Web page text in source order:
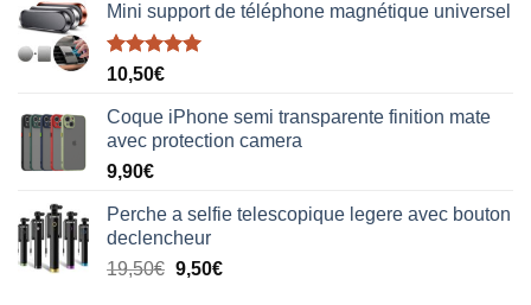
Mini support de téléphone magnétique universel
Note5.00
10,50€
Coque iPhone semi transparente finition mate
avec protection camera
9,90€
Perche a selfie telescopique legere avec bouton
declencheur
19,50€ 9,50€